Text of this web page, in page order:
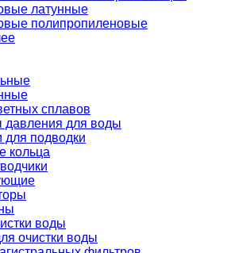
латунные
полипропиленовые
сплавов
давления для воды
для подводки
кольца
воды
очистки воды